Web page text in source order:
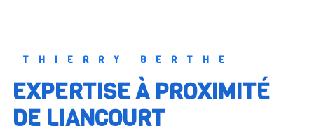
THIERRY BERTHE
EXPERTISE À PROXIMITÉ
DE LIANCOURT